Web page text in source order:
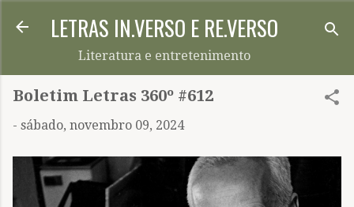
Pular para o conteúdo principal
LETRAS IN.VERSO E RE.VERSO
Literatura e entretenimento
Boletim Letras 360º #612
- sábado, novembro 09, 2024